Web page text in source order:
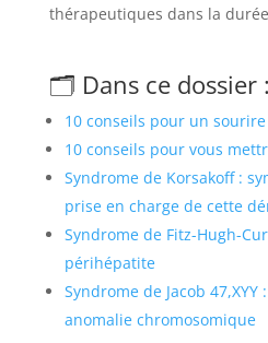
thérapeutiques dans la
🗂️ Dans ce dossier
10 conseils pour un
10 conseils pour vous
Syndrome de Korsakoff :
prise en charge de cette
Syndrome de Fitz-Hugh-
périhépatite
Syndrome de Jacob
anomalie chromosomique